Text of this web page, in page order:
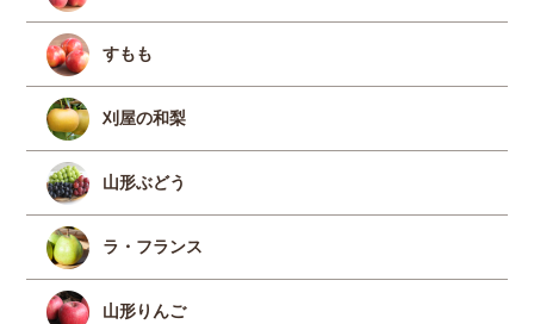
すもも
刈屋の和梨
山形ぶどう
ラ・フランス
山形りんご